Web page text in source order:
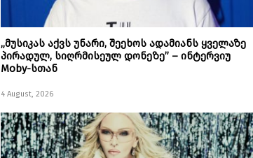
„მუსიკას აქვს უნარი, შეეხოს ადამიანს ყველაზე
პირადულ, სიღრმისეულ დონეზე” – ინტერვიუ
Moby-სთან
4 August, 2026